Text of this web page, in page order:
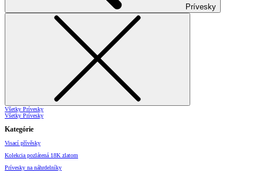
Prívesky
Všetky Prívesky
Všetky Prívesky
Kategórie
Visací přívěsky
Kolekcia pozlátená 18K zlatom
Prívesky na náhrdelníky